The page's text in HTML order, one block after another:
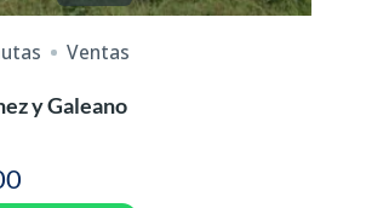
Ventas
y Galeano